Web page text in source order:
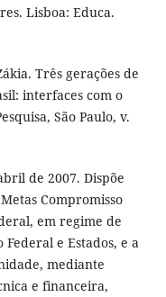
Lisboa: Educa.
Três gerações de
interfaces com o
São Paulo, v.
de 2007. Dispõe
Compromisso
em regime de
e Estados, e a
mediante
e financeira,